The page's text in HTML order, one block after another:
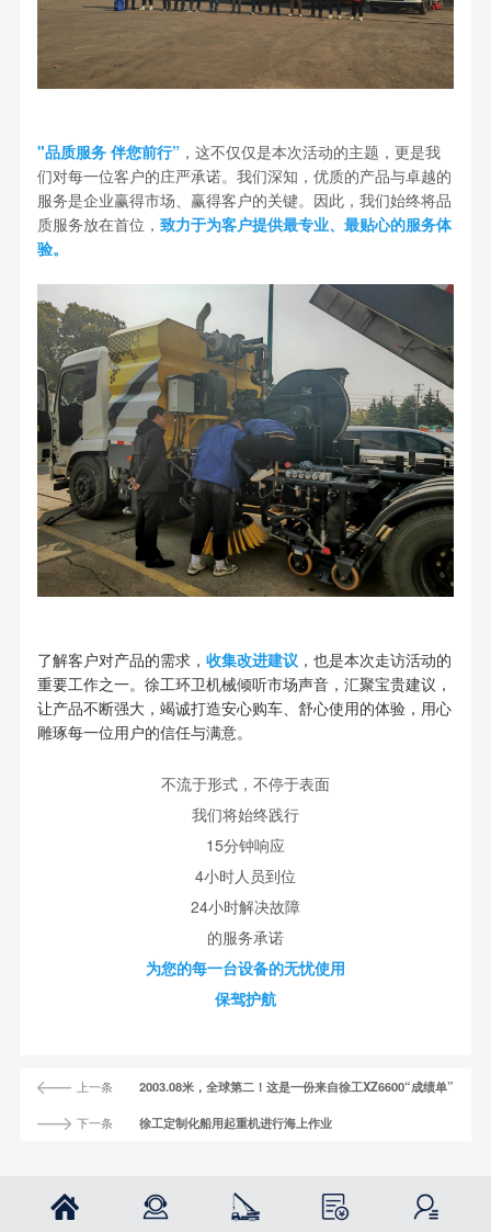
"品质服务 伴您前行”，这不仅仅是本次活动的主题，更是我
们对每一位客户的庄严承诺。我们深知，优质的产品与卓越的
服务是企业赢得市场、赢得客户的关键。因此，我们始终将品
质服务放在首位， 致力于为客户提供最专业、最贴心的服务体
验。
了解客户对产品的需求， 收集改进建议 ，也是本次走访活动的
重要工作之一。徐工环卫机械倾听市场声音，汇聚宝贵建议，
让产品不断强大，竭诚打造安心购车、舒心使用的体验，用心
雕琢每一位用户的信任与满意。
不流于形式，不停于表面
我们将始终践行
15分钟响应
4小时人员到位
24小时解决故障
的服务承诺
为您的每一台设备的无忧使用
保驾护航
上一条 2003.08米，全球第二！这是一份来自徐工XZ6600“成绩单”
下一条 徐工定制化船用起重机进行海上作业